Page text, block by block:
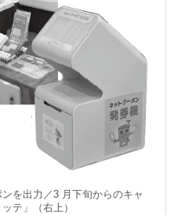
を出力／3 月下旬からのキャ
テ」（右上）